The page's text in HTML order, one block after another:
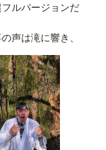
ルバージョンだ
声は滝に響き、